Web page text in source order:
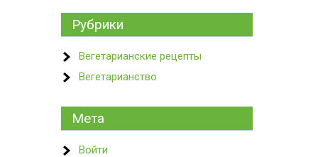
Рубрики
Вегетарианские рецепты
Вегетарианство
Мета
Войти